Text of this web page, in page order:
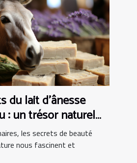
du lait d'ânesse
: un trésor naturel
de bain
les secrets de beauté
nous fascinent et